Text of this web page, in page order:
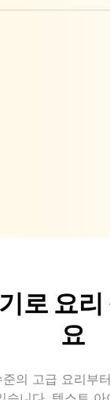
로 요
요
의 고급 요리부